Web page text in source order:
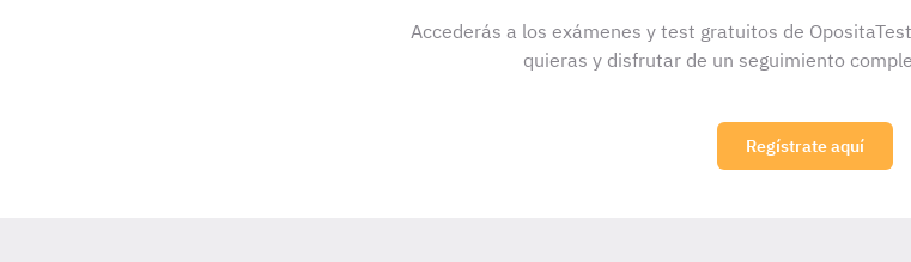
Accederás a los exámenes y test gratuitos de
quieras y disfrutar de un seguimiento
Regístrate aquí